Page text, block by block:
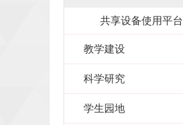
共享设备使用平台
教学建设
科学研究
学生园地